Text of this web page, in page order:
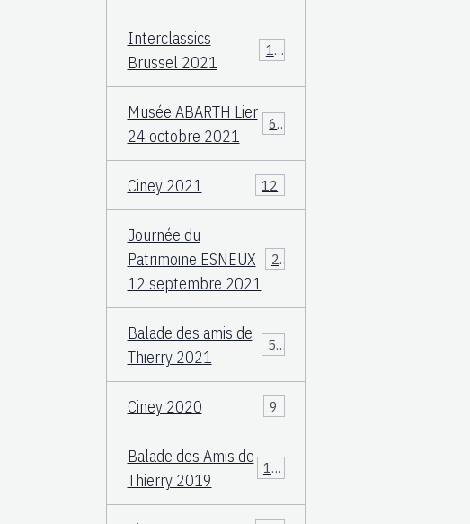
Interclassics
Brussel 2021
17
Musée ABARTH Lier
24 octobre 2021
60
Ciney 2021 12
Journée du
Patrimoine ESNEUX
12 septembre 2021
23
Balade des amis de
Thierry 2021
57
Ciney 2020 9
Balade des Amis de
Thierry 2019
117